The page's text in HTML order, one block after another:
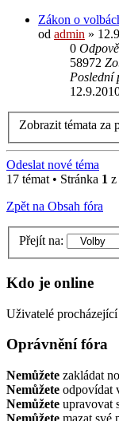
Zákon o
od admin »
0
58972
Poslední
Zobrazit témata za
Odeslat nové téma
17 témat • Stránka 1 z
Zpět na Obsah fóra
Přejít na:
Kdo je online
Uživatelé
Oprávnění fóra
Nemůžete zakládat
Nemůžete odpovídat
Nemůžete upravovat
Nemůžete mazat své